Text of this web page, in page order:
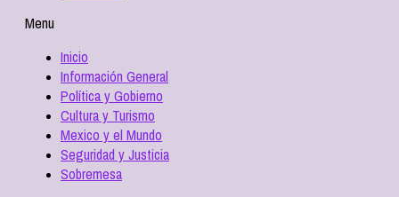
Menu
Inicio
Información General
Política y Gobierno
Cultura y Turismo
Mexico y el Mundo
Seguridad y Justicia
Sobremesa